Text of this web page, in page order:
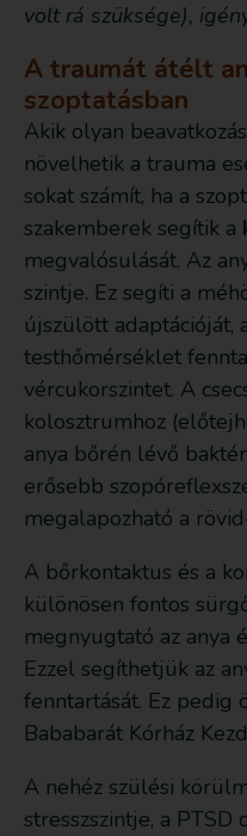
volt rá szüksége),
A traumát átélt
szoptatásban
Akik olyan
növelhetik a trauma
sokat számít, ha a
szakemberek segítik a
megvalósulását. Az
szintje. Ez segíti a
újszülött adaptációját,
testhőmérséklet
vércukorszintet. A
kolosztrumhoz
anya bőrén lévő
erősebb
megalapozható a
A bőrkontaktus és a
különösen fontos
megnyugtató az anya
Ezzel segíthetjük az
fenntartását. Ez pedig
Bababarát Kórház
A nehéz szülési
stresszszintje, a